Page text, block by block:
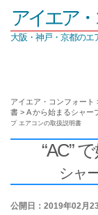
アイエア
大阪・神戸・京都のエ
アイエア・コンフォート
書 > A から始まるシャー
プ エアコンの取扱説明書
“AC”
シャ
公開日：2019年02月